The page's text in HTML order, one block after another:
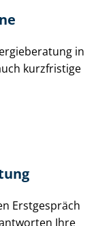
in
kurzfristige
Erstgespräch
Ihre